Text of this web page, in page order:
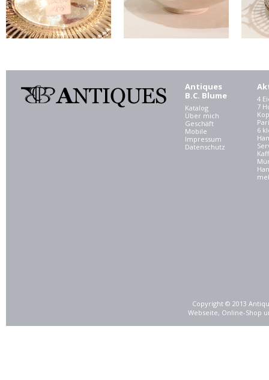
Antiques
B.C. Blume
Katalog
Über mich
Geschäft
Mobile
Impressum
Datenschutz
4
7
6
Copyright © 2013
Webseite, Online-Shop